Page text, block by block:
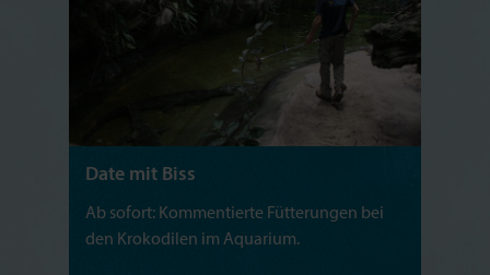
Date mit Biss
Ab sofort: Kommentierte Fütterungen bei
den Krokodilen im Aquarium.